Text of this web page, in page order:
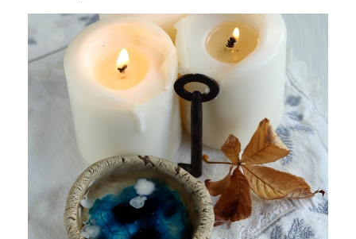
Horoskop Egipski
Horoskop Słowiański
Horoskop Mongolski
ZAPRASZAMY DO ŚLEDZENIA ASTROMAGII